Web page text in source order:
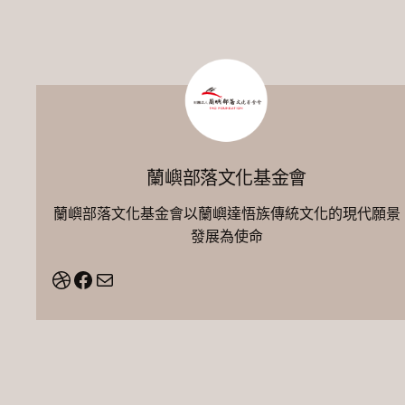
蘭嶼部落文化基金會
蘭嶼部落文化基金會以蘭嶼達悟族傳統文化的現代願景
發展為使命
Dribbble Facebook 電子郵件